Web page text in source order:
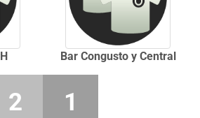
Bar Congusto y Central
2 1